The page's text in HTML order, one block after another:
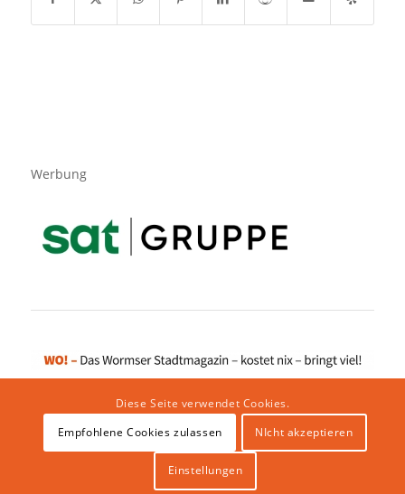
Werbung
Impressum|Datenschutzerklärung|Website von klicklabor.de |
Diese Seite verwendet Cookies.
Empfohlene Cookies zulassen
NIcht akzeptieren
Einstellungen